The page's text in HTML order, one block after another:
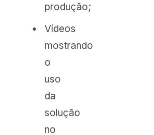
produção;
Vídeos
mostrando
o
uso
da
solução
no